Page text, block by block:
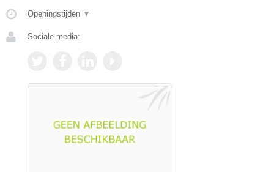
Openingstijden ▼
Sociale media: